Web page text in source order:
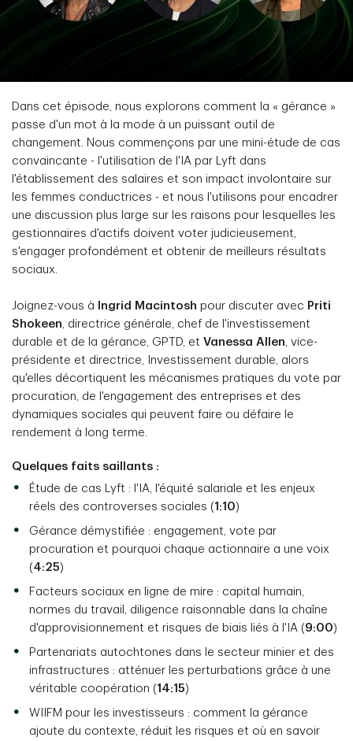
Dans cet épisode, nous explorons comment la « gérance »
passe d'un mot à la mode à un puissant outil de
changement. Nous commençons par une mini-étude de cas
convaincante - l'utilisation de l'IA par Lyft dans
l'établissement des salaires et son impact involontaire sur
les femmes conductrices - et nous l'utilisons pour encadrer
une discussion plus large sur les raisons pour lesquelles les
gestionnaires d'actifs doivent voter judicieusement,
s'engager profondément et obtenir de meilleurs résultats
sociaux.
Joignez-vous à Ingrid Macintosh pour discuter avec Priti
Shokeen , directrice générale, chef de l'investissement
durable et de la gérance, GPTD, et Vanessa Allen , vice-
présidente et directrice, Investissement durable, alors
qu'elles décortiquent les mécanismes pratiques du vote par
procuration, de l'engagement des entreprises et des
dynamiques sociales qui peuvent faire ou défaire le
rendement à long terme.
Quelques faits saillants :
Étude de cas Lyft : l'IA, l'équité salariale et les enjeux
réels des controverses sociales (1:10)
Gérance démystifiée : engagement, vote par
procuration et pourquoi chaque actionnaire a une voix
(4:25)
Facteurs sociaux en ligne de mire : capital humain,
normes du travail, diligence raisonnable dans la chaîne
d'approvisionnement et risques de biais liés à l'IA (9:00)
Partenariats autochtones dans le secteur minier et des
infrastructures : atténuer les perturbations grâce à une
véritable coopération (14:15)
WIIFM pour les investisseurs : comment la gérance
ajoute du contexte, réduit les risques et où en savoir